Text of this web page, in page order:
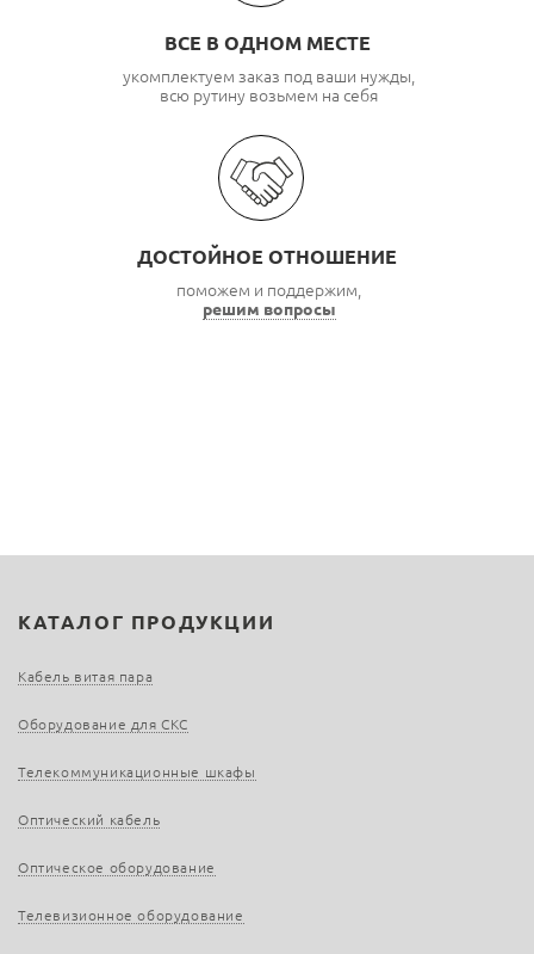
ВСЕ В ОДНОМ МЕСТЕ
укомплектуем заказ под ваши нужды,
всю рутину возьмем на себя
ДОСТОЙНОЕ ОТНОШЕНИЕ
поможем и поддержим,
решим вопросы
КАТАЛОГ ПРОДУКЦИИ
Кабель витая пара
Оборудование для СКС
Телекоммуникационные шкафы
Оптический кабель
Оптическое оборудование
Телевизионное оборудование